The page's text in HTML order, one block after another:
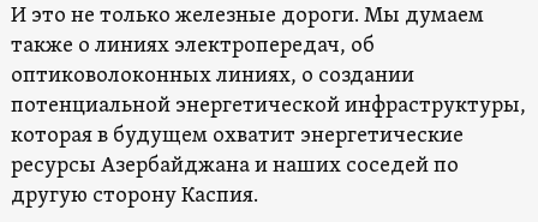
И это не только железные дороги. Мы думаем
также о линиях электропередач, об
оптиковолоконных линиях, о создании
потенциальной энергетической инфраструктуры,
которая в будущем охватит энергетические
ресурсы Азербайджана и наших соседей по
другую сторону Каспия.